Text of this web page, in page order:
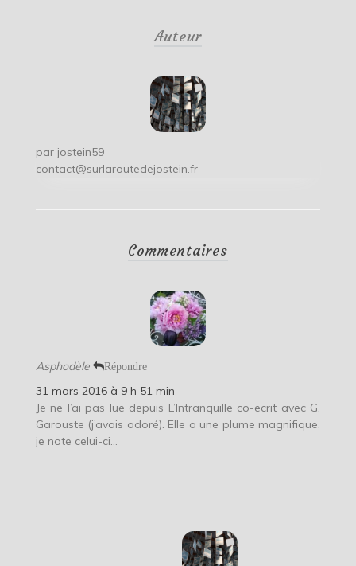
Auteur
par jostein59
contact@surlaroutedejostein.fr
Commentaires
Asphodèle Répondre
31 mars 2016 à 9 h 51 min
Je ne l’ai pas lue depuis L’Intranquille co-ecrit avec G.
Garouste (j’avais adoré). Elle a une plume magnifique,
je note celui-ci…